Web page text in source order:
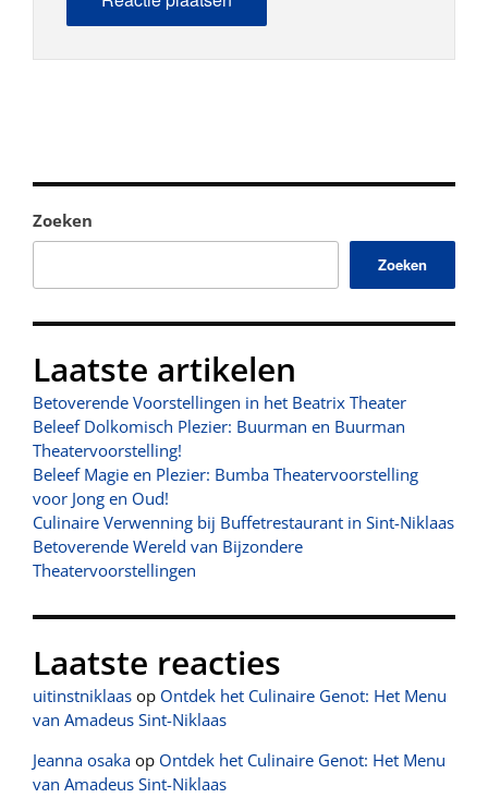
Zoeken
Zoeken
Laatste artikelen
Betoverende Voorstellingen in het Beatrix Theater
Beleef Dolkomisch Plezier: Buurman en Buurman
Theatervoorstelling!
Beleef Magie en Plezier: Bumba Theatervoorstelling
voor Jong en Oud!
Culinaire Verwenning bij Buffetrestaurant in Sint-Niklaas
Betoverende Wereld van Bijzondere
Theatervoorstellingen
Laatste reacties
uitinstniklaas op Ontdek het Culinaire Genot: Het Menu
van Amadeus Sint-Niklaas
Jeanna osaka op Ontdek het Culinaire Genot: Het Menu
van Amadeus Sint-Niklaas